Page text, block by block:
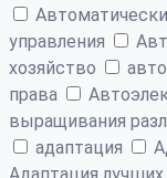
управления
хозяйство
права
выращивания
адаптация